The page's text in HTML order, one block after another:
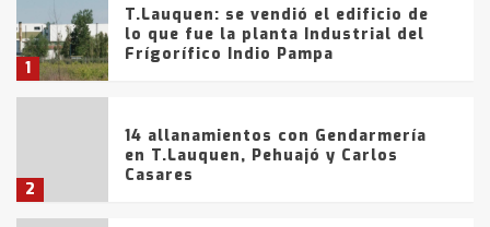
1
T.Lauquen: se vendió el edificio de
lo que fue la planta Industrial del
Frígorífico Indio Pampa
2
14 allanamientos con Gendarmería
en T.Lauquen, Pehuajó y Carlos
Casares